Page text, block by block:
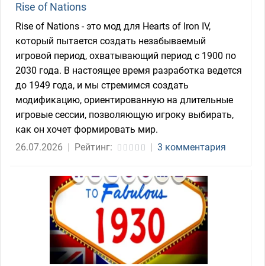
Rise of Nations
Rise of Nations - это мод для Hearts of Iron IV,
который пытается создать незабываемый
игровой период, охватывающий период с 1900 по
2030 года. В настоящее время разработка ведется
до 1949 года, и мы стремимся создать
модификацию, ориентированную на длительные
игровые сессии, позволяющую игроку выбирать,
как он хочет формировать мир.
26.07.2026
Рейтинг: 3 комментария